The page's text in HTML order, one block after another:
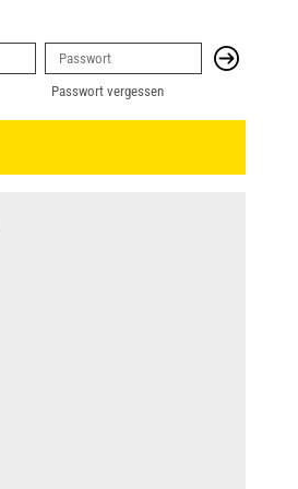
Passwort vergessen